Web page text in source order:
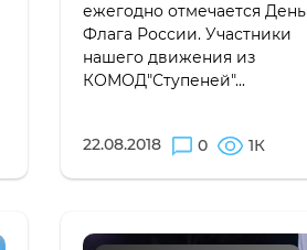
ежегодно отмечается День
Флага России. Участники
нашего движения из
КОМОД"Ступеней"...
22.08.2018 0 1К